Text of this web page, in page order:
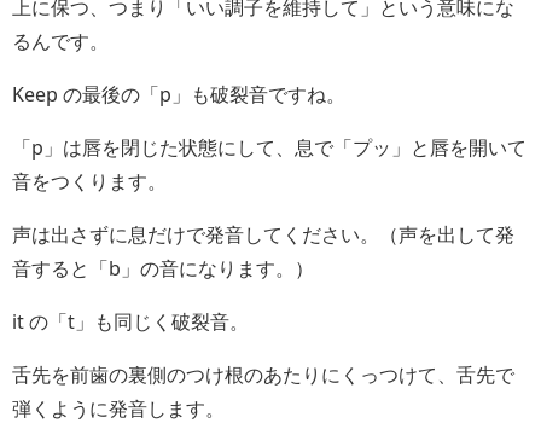
上に保つ、つまり「いい調子を維持して」という意味にな
るんです。
Keep の最後の「p」も破裂音ですね。
「p」は唇を閉じた状態にして、息で「プッ」と唇を開いて
音をつくります。
声は出さずに息だけで発音してください。（声を出して発
音すると「b」の音になります。）
it の「t」も同じく破裂音。
舌先を前歯の裏側のつけ根のあたりにくっつけて、舌先で
弾くように発音します。